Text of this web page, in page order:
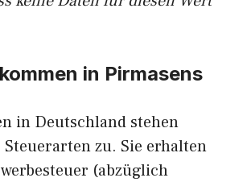
in Pirmasens
in Deutschland stehen
Steuerarten zu. Sie erhalten
(abzüglich